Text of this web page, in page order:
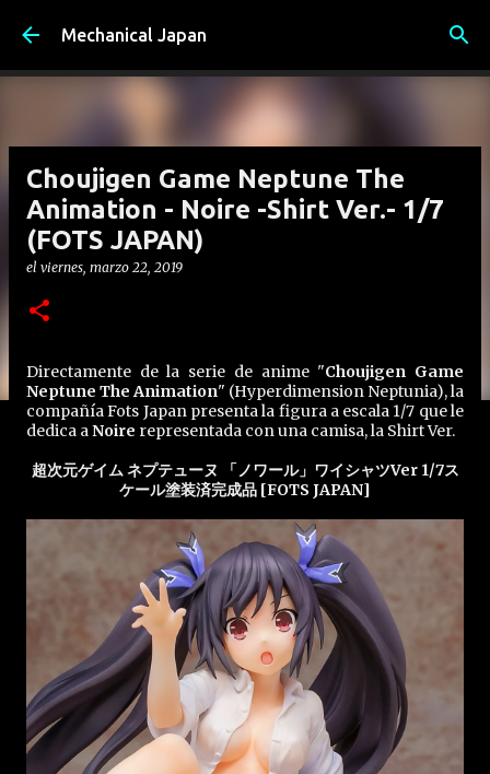
Ir al contenido principal
Mechanical Japan
Choujigen Game Neptune The
Animation - Noire -Shirt Ver.- 1/7
(FOTS JAPAN)
el viernes, marzo 22, 2019
Directamente de la serie de anime "Choujigen Game
Neptune The Animation" (Hyperdimension Neptunia), la
compañía Fots Japan presenta la figura a escala 1/7 que le
dedica aNoire representada con una camisa, la Shirt Ver.
超次元ゲイム ネプテューヌ 「ノワール」ワイシャツVer 1/7ス
ケール塗装済完成品 [FOTS JAPAN]